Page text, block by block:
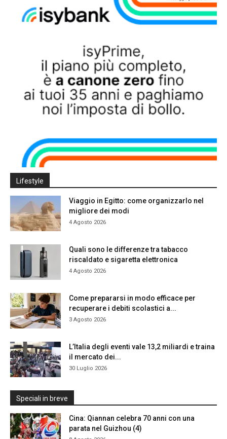
Lifestyle
Viaggio in Egitto: come organizzarlo nel
migliore dei modi
4 Agosto 2026
Quali sono le differenze tra tabacco
riscaldato e sigaretta elettronica
4 Agosto 2026
Come prepararsi in modo efficace per
recuperare i debiti scolastici a...
3 Agosto 2026
L’Italia degli eventi vale 13,2 miliardi e traina
il mercato dei...
30 Luglio 2026
Speciali in breve
Cina: Qiannan celebra 70 anni con una
parata nel Guizhou (4)